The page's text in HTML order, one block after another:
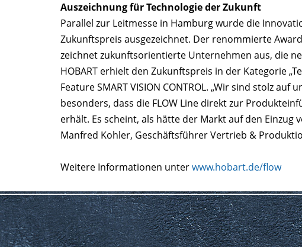
Auszeichnung für Technologie der Zukunft
Parallel zur Leitmesse in Hamburg wurde die
Zukunftspreis ausgezeichnet. Der renommierte
zeichnet zukunftsorientierte Unternehmen aus, die
HOBART erhielt den Zukunftspreis in der Kategorie
Feature SMART VISION CONTROL. „Wir sind stolz
besonders, dass die FLOW Line direkt zur
erhält. Es scheint, als hätte der Markt auf den Einzug
Manfred Kohler, Geschäftsführer Vertrieb &
Weitere Informationen unterwww.hobart.de/flow